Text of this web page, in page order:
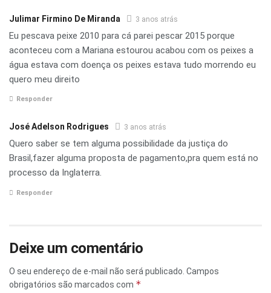
Julimar Firmino De Miranda 3 anos atrás
Eu pescava peixe 2010 para cá parei pescar 2015 porque
aconteceu com a Mariana estourou acabou com os peixes a
água estava com doença os peixes estava tudo morrendo eu
quero meu direito
Responder
José Adelson Rodrigues 3 anos atrás
Quero saber se tem alguma possibilidade da justiça do
Brasil,fazer alguma proposta de pagamento,pra quem está no
processo da Inglaterra.
Responder
Deixe um comentário
O seu endereço de e-mail não será publicado. Campos
obrigatórios são marcados com *